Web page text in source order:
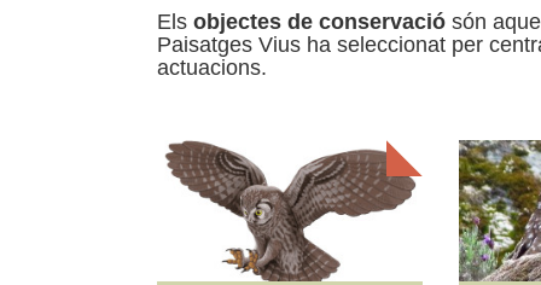
Els objectes de conservació són
Paisatges Vius ha seleccionat per
actuacions.